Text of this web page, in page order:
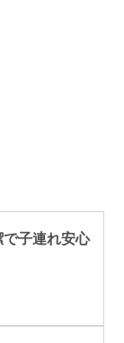
子連れ安心